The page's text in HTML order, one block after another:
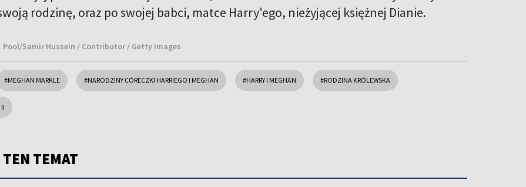
rodzinę, oraz po swojej babci, matce Harry'ego, nieżyjącej księżnej Dianie.
Pool/Samir Hussein / Contributor / Getty Images
#MEGHAN MARKLE #NARODZINY CÓRECZKI HARRIEGO I MEGHAN #HARRY I MEGHAN #RODZINA KRÓLEWSKA
TEMAT